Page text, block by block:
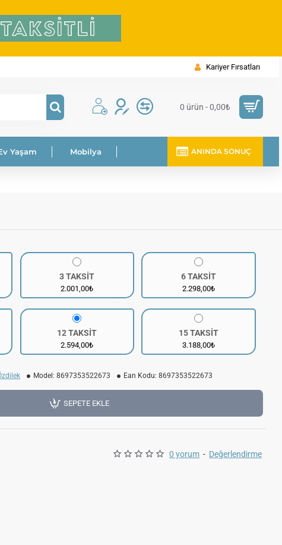
Kariyer Fırsatları
0 ürün - 0,00₺
Yaşam Mobilya ANINDA SONUÇ
0 yorum - Değerlendirme
3 TAKSİT
2.001,00₺
6 TAKSİT
2.298,00₺
12 TAKSİT
2.594,00₺
15 TAKSİT
3.188,00₺
Model: 8697353522673 Ean Kodu: 8697353522673
SEPETE EKLE